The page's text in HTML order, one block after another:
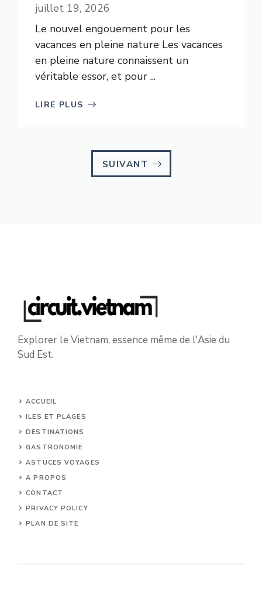
juillet 19, 2026
Le nouvel engouement pour les
vacances en pleine nature Les vacances
en pleine nature connaissent un
véritable essor, et pour ...
LIRE PLUS
SUIVANT
Explorer le Vietnam, essence même de l'Asie du
Sud Est.
ACCUEIL
ILES ET PLAGES
DESTINATIONS
GASTRONOMIE
ASTUCES VOYAGES
A PROPOS
CONTACT
PRIVACY POLICY
PLAN DE SITE